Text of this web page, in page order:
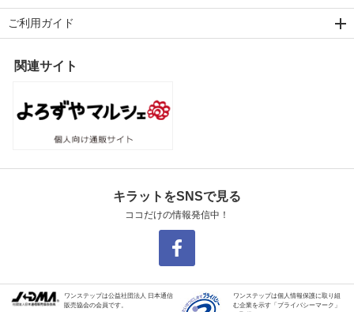
ご利用ガイド
関連サイト
キラットをSNSで見る
ココだけの情報発信中！
ワンステップは公益社団法人 日本通信
販売協会の会員です。
ワンステップは個人情報保護に取り組
む企業を示す「プライバシーマーク」